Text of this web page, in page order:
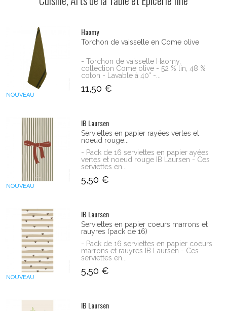
NOUVEAU
Haomy
Torchon de vaisselle en Come olive
- Torchon de vaisselle Haomy,
collection Come olive - 52 % lin, 48 %
coton - Lavable à 40° -...
11,50 €
NOUVEAU
IB Laursen
Serviettes en papier rayées vertes et
noeud rouge...
- Pack de 16 serviettes en papier ayées
vertes et noeud rouge IB Laursen - Ces
serviettes en...
5,50 €
NOUVEAU
IB Laursen
Serviettes en papier coeurs marrons et
rauyres (pack de 16)
- Pack de 16 serviettes en papier coeurs
marrons et rauyres IB Laursen - Ces
serviettes en...
5,50 €
IB Laursen